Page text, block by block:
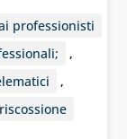
professionisti
,
,